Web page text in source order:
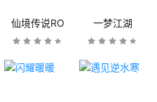
仙境传说RO 一梦江湖